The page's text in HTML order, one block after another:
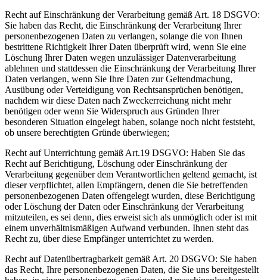
Recht auf Einschränkung der Verarbeitung gemäß Art. 18 DSGVO:
Sie haben das Recht, die Einschränkung der Verarbeitung Ihrer
personenbezogenen Daten zu verlangen, solange die von Ihnen
bestrittene Richtigkeit Ihrer Daten überprüft wird, wenn Sie eine
Löschung Ihrer Daten wegen unzulässiger Datenverarbeitung
ablehnen und stattdessen die Einschränkung der Verarbeitung Ihrer
Daten verlangen, wenn Sie Ihre Daten zur Geltendmachung,
Ausübung oder Verteidigung von Rechtsansprüchen benötigen,
nachdem wir diese Daten nach Zweckerreichung nicht mehr
benötigen oder wenn Sie Widerspruch aus Gründen Ihrer
besonderen Situation eingelegt haben, solange noch nicht feststeht,
ob unsere berechtigten Gründe überwiegen;
Recht auf Unterrichtung gemäß Art.19 DSGVO: Haben Sie das
Recht auf Berichtigung, Löschung oder Einschränkung der
Verarbeitung gegenüber dem Verantwortlichen geltend gemacht, ist
dieser verpflichtet, allen Empfängern, denen die Sie betreffenden
personenbezogenen Daten offengelegt wurden, diese Berichtigung
oder Löschung der Daten oder Einschränkung der Verarbeitung
mitzuteilen, es sei denn, dies erweist sich als unmöglich oder ist mit
einem unverhältnismäßigen Aufwand verbunden. Ihnen steht das
Recht zu, über diese Empfänger unterrichtet zu werden.
Recht auf Datenübertragbarkeit gemäß Art. 20 DSGVO: Sie haben
das Recht, Ihre personenbezogenen Daten, die Sie uns bereitgestellt